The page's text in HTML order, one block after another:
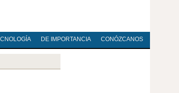
DE IMPORTANCIA CONÓZCANOS